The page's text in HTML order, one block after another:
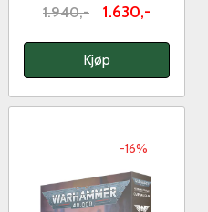
1.940,- 1.630,-
Kjøp
-16%